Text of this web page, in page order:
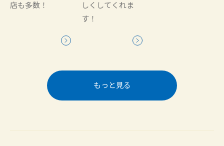
店も多数！
しくしてくれま
す！
もっと見る